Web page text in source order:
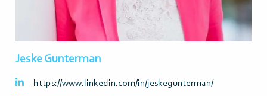
Jeske Gunterman
https://www.linkedin.com/in/jeskegunterman/